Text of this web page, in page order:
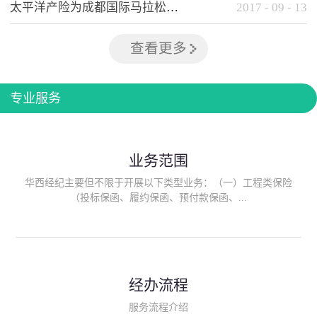
太平洋产险为成都国际马拉松提供全方位保险保障 2017 - 09 - 13
查看更多
专业服务
业务范围
华西经纪主要但不限于开展以下类型业务：（一）工程类保险
（投标保函、履约保函、预付款保函、...
险、政府公共安全责任保险/自然灾害公众责任保险、精神病监护
人责任险、首台套/首版次保险、科技保险等）；（三）传统财产
经办流程
服务流程介绍